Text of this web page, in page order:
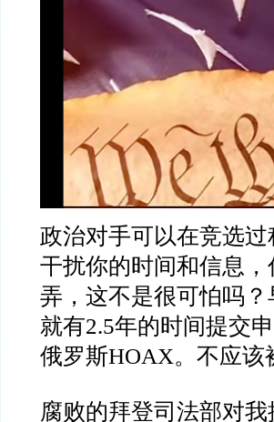
政治对手可以在竞选
干扰你的时间和信息
弄，这不是很可怕吗
就有2.5年的时间提交
俄罗斯HOAX。不应该
腐败的拜登司法部对